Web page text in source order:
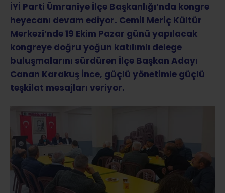
İYİ Parti Ümraniye İlçe Başkanlığı’nda kongre
heyecanı devam ediyor. Cemil Meriç Kültür
Merkezi’nde 19 Ekim Pazar günü yapılacak
kongreye doğru yoğun katılımlı delege
buluşmalarını sürdüren İlçe Başkan Adayı
Canan Karakuş İnce, güçlü yönetimle güçlü
teşkilat mesajları veriyor.